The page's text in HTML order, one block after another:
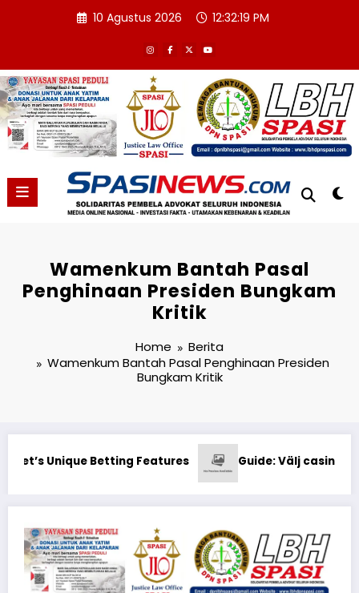
10 Agustus 2026 12:32:20 PM
Wamenkum Bantah Pasal
Penghinaan Presiden Bungkam
Kritik
Home
Berita
Wamenkum Bantah Pasal Penghinaan Presiden
Bungkam Kritik
licens som accepterar Visa Exploring Mostbet 2026: